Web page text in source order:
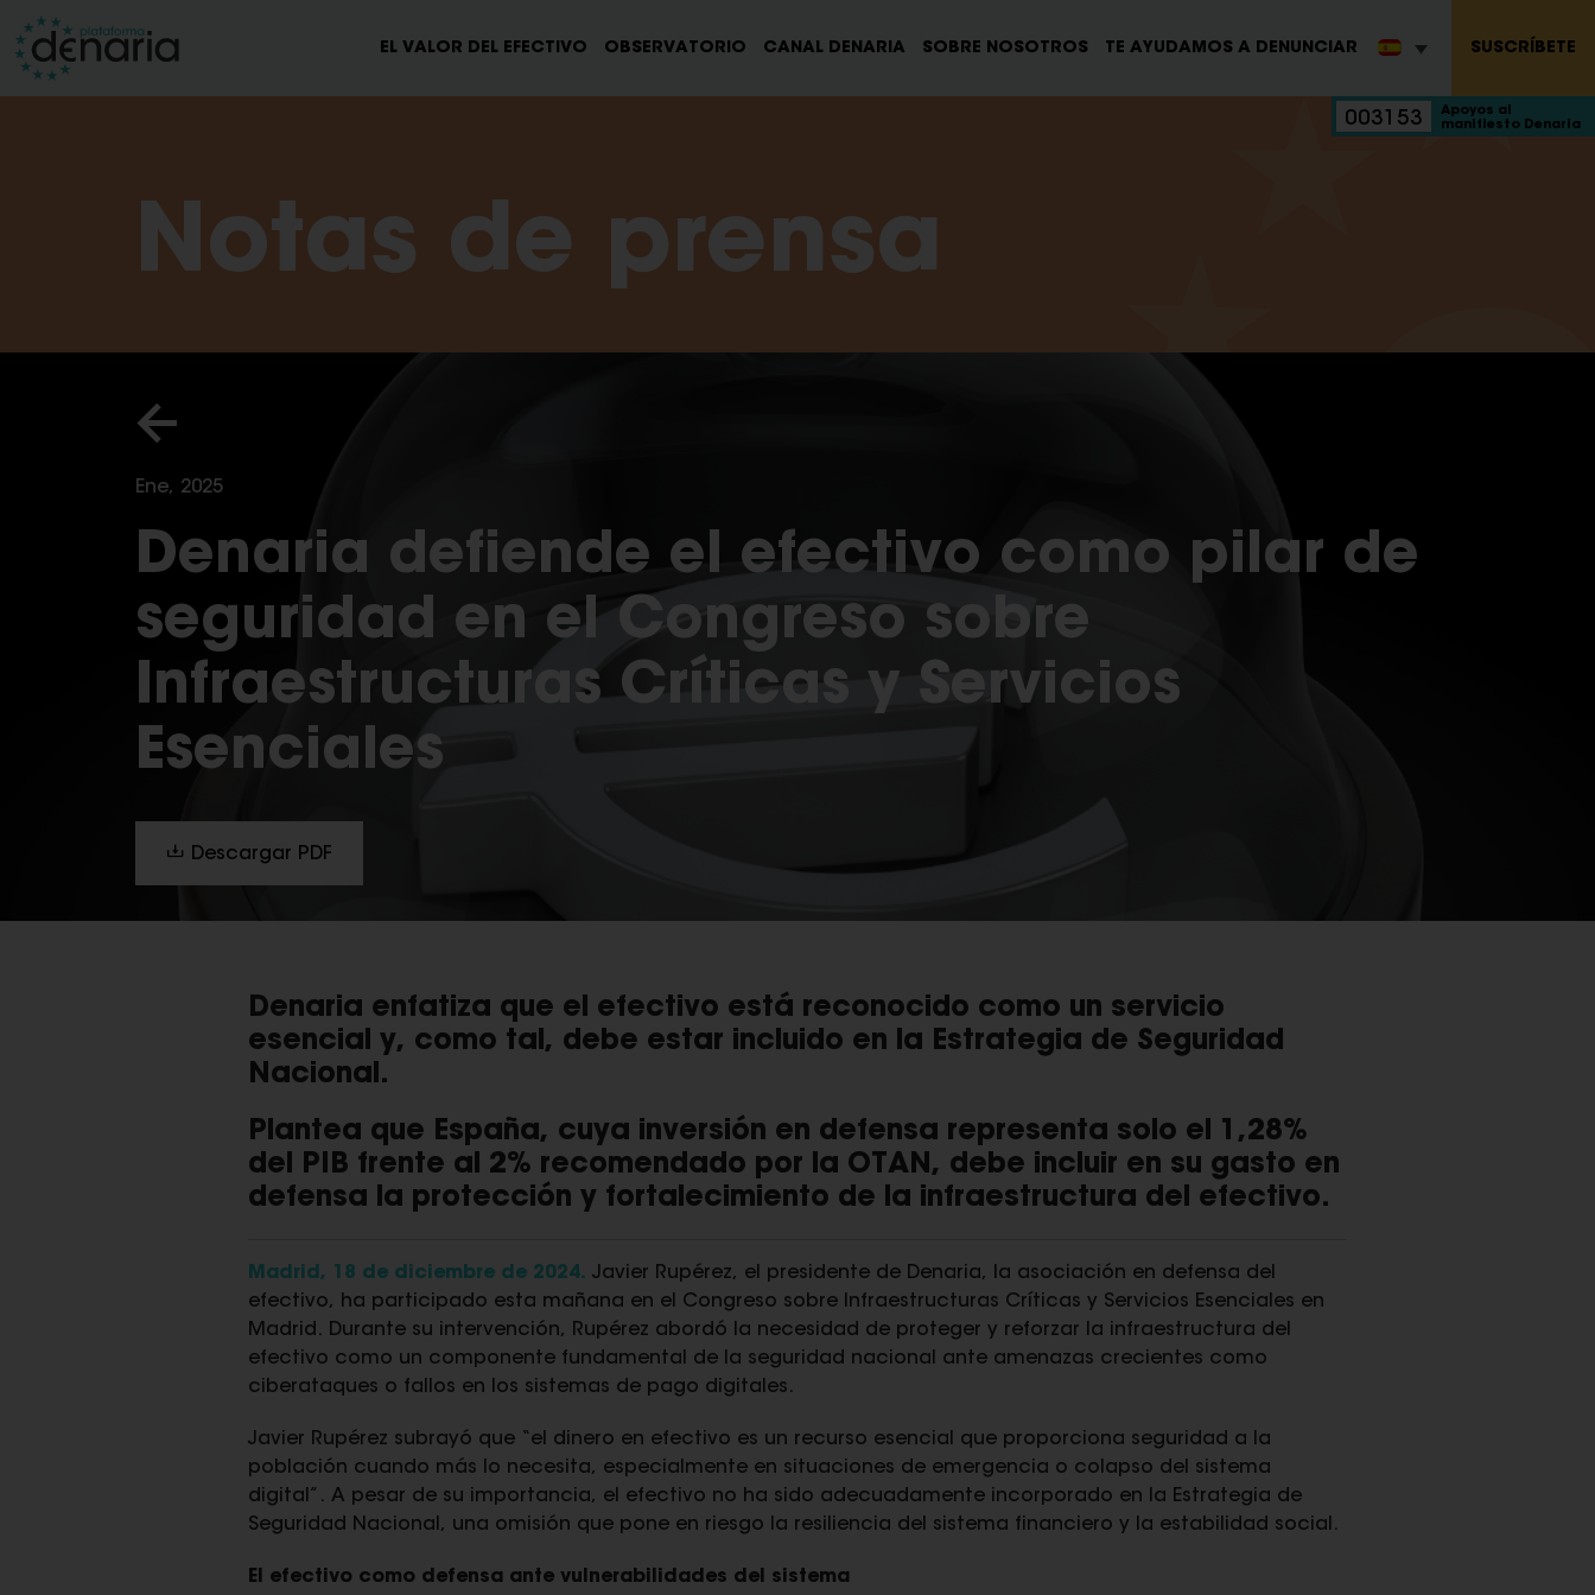
EL VALOR DEL EFECTIVO OBSERVATORIO CANAL DENARIA SOBRE NOSOTROS TE AYUDAMOS A DENUNCIAR SUSCRÍBETE
003153
Apoyos al
manifiesto Denaria
Notas de prensa
Ene, 2025
Denaria defiende el efectivo como pilar de
seguridad en el Congreso sobre
Infraestructuras Críticas y Servicios
Esenciales
Descargar PDF
Denaria enfatiza que el efectivo está reconocido como un servicio
esencial y, como tal, debe estar incluido en la Estrategia de Seguridad
Nacional.
Plantea que España, cuya inversión en defensa representa solo el 1,28%
del PIB frente al 2% recomendado por la OTAN, debe incluir en su gasto en
defensa la protección y fortalecimiento de la infraestructura del efectivo.
Madrid, 18 de diciembre de 2024. Javier Rupérez, el presidente de Denaria, la asociación en defensa del
efectivo, ha participado esta mañana en el Congreso sobre Infraestructuras Críticas y Servicios Esenciales en
Madrid. Durante su intervención, Rupérez abordó la necesidad de proteger y reforzar la infraestructura del
efectivo como un componente fundamental de la seguridad nacional ante amenazas crecientes como
ciberataques o fallos en los sistemas de pago digitales.
Javier Rupérez subrayó que “el dinero en efectivo es un recurso esencial que proporciona seguridad a la
población cuando más lo necesita, especialmente en situaciones de emergencia o colapso del sistema
digital” . A pesar de su importancia, el efectivo no ha sido adecuadamente incorporado en la Estrategia de
Seguridad Nacional, una omisión que pone en riesgo la resiliencia del sistema financiero y la estabilidad social.
El efectivo como defensa ante vulnerabilidades del sistema